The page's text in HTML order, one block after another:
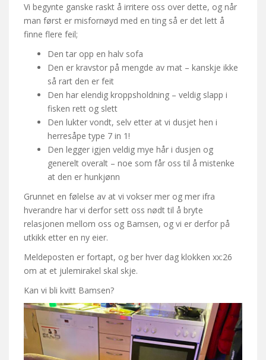
Vi begynte ganske raskt å irritere oss over dette, og når
man først er misfornøyd med en ting så er det lett å
finne flere feil;
Den tar opp en halv sofa
Den er kravstor på mengde av mat – kanskje ikke
så rart den er feit
Den har elendig kroppsholdning – veldig slapp i
fisken rett og slett
Den lukter vondt, selv etter at vi dusjet hen i
herresåpe type 7 in 1!
Den legger igjen veldig mye hår i dusjen og
generelt overalt – noe som får oss til å mistenke
at den er hunkjønn
Grunnet en følelse av at vi vokser mer og mer ifra
hverandre har vi derfor sett oss nødt til å bryte
relasjonen mellom oss og Bamsen, og vi er derfor på
utkikk etter en ny eier.
Meldeposten er fortapt, og ber hver dag klokken xx:26
om at et julemirakel skal skje.
Kan vi bli kvitt Bamsen?